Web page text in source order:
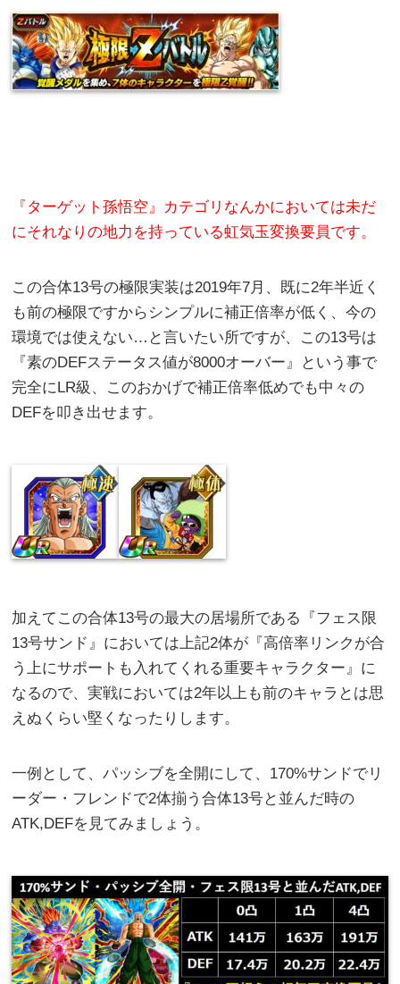
『ターゲット孫悟空』カテゴリなんかにおいては未だ
にそれなりの地力を持っている虹気玉変換要員です。
この合体13号の極限実装は2019年7月、既に2年半近く
も前の極限ですからシンプルに補正倍率が低く、今の
環境では使えない…と言いたい所ですが、この13号は
『素のDEFステータス値が8000オーバー』という事で
完全にLR級、このおかげで補正倍率低めでも中々の
DEFを叩き出せます。
加えてこの合体13号の最大の居場所である『フェス限
13号サンド』においては上記2体が『高倍率リンクが合
う上にサポートも入れてくれる重要キャラクター』に
なるので、実戦においては2年以上も前のキャラとは思
えぬくらい堅くなったりします。
一例として、パッシブを全開にして、170%サンドでリ
ーダー・フレンドで2体揃う合体13号と並んだ時の
ATK,DEFを見てみましょう。